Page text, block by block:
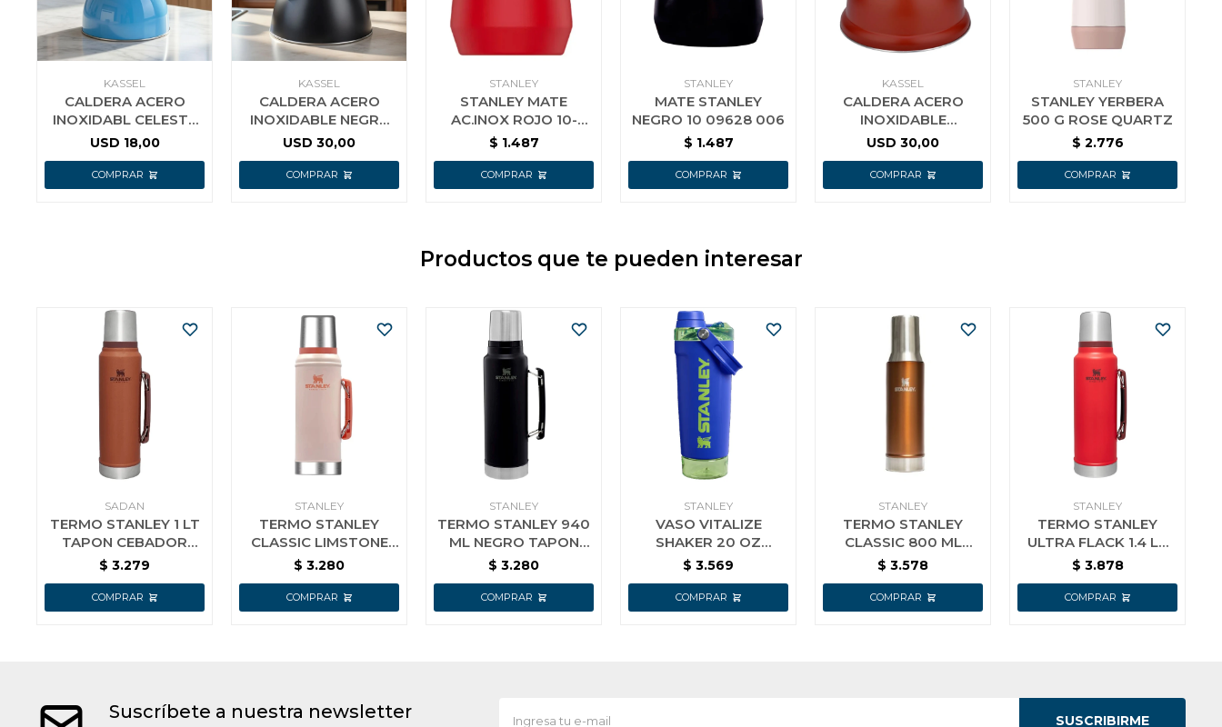
KASSEL
CALDERA ACERO
INOXIDABL CELESTE
3L KASSEL
USD 18,00
KASSEL
CALDERA ACERO
INOXIDABLE NEGRA
3L
USD 30,00
STANLEY
STANLEY MATE
AC.INOX ROJO 10-
09628-032
$ 1.487
STANLEY
MATE STANLEY
NEGRO 10 09628 006
$ 1.487
KASSEL
CALDERA ACERO
INOXIDABLE
BORDEAUX 3.5L
USD 30,00
STANLEY
STANLEY YERBERA
500 G ROSE QUARTZ
$ 2.776
Productos que te pueden interesar
SADAN
TERMO STANLEY 1 LT
TAPON CEBADOR
COLOR LADRILLO
$ 3.279
STANLEY
TERMO STANLEY
CLASSIC LIMSTONE
940 ML.
$ 3.280
STANLEY
TERMO STANLEY 940
ML NEGRO TAPON
CEBADOR NUEVA
$ 3.280
STANLEY
VASO VITALIZE
SHAKER 20 OZ
COBALT
$ 3.569
STANLEY
TERMO STANLEY
CLASSIC 800 ML
BRONCEADO
$ 3.578
STANLEY
TERMO STANLEY
ULTRA FLACK 1.4 LT
BORDEAUX
$ 3.878
Suscríbete a nuestra newsletter SUSCRIBIRME